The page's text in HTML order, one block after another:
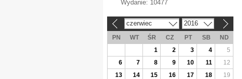
Wydanie: 10477
czerwiec 2016
PN WT ŚR CZ PT SB
ND
1
2 3 4
5
6
7 8 9 10 11
12
13
14 15 16 17 18
19